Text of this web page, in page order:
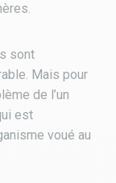
sont
Mais pour
de l’un
est
voué au